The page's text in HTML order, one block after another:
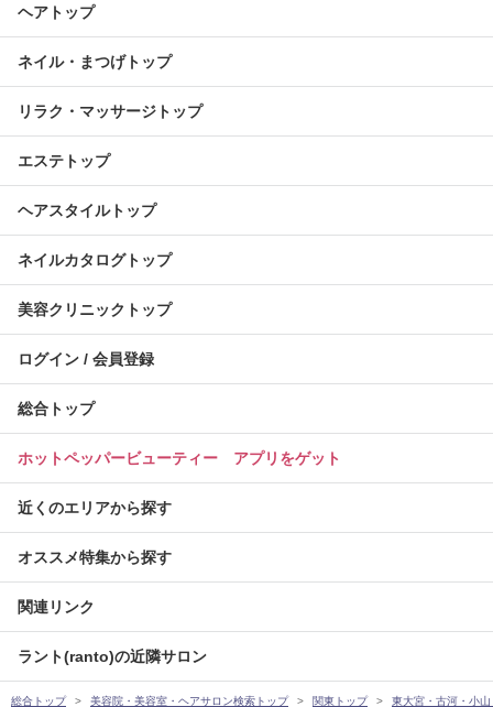
ヘアトップ
ネイル・まつげトップ
リラク・マッサージトップ
エステトップ
ヘアスタイルトップ
ネイルカタログトップ
美容クリニックトップ
ログイン / 会員登録
総合トップ
ホットペッパービューティー アプリをゲット
近くのエリアから探す
オススメ特集から探す
関連リンク
ラント(ranto)の近隣サロン
総合トップ 美容院・美容室・ヘアサロン検索トップ 関東トップ 東大宮・古河・小山